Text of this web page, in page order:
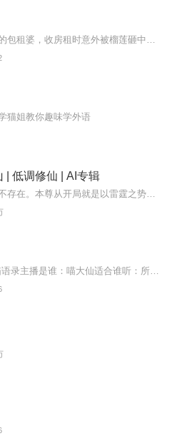
猫姐教你趣味学外语
| 低调修仙 | AI专辑